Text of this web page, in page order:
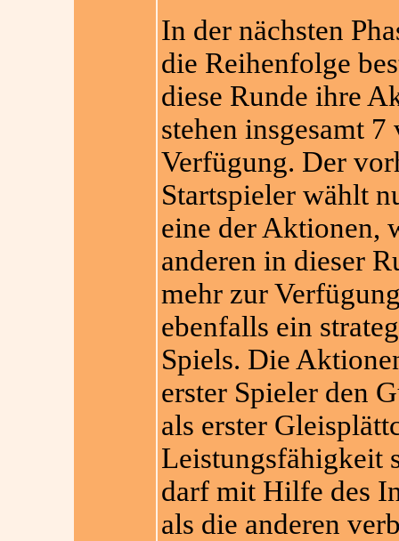
In der nächsten
die Reihenfolge
diese Runde ihre
stehen insgesamt
Verfügung. Der
Startspieler wählt
eine der Aktionen,
anderen in dieser
mehr zur
ebenfalls ein
Spiels. Die
erster Spieler den
als erster
Leistungsfähigkeit
darf mit Hilfe des
als die anderen